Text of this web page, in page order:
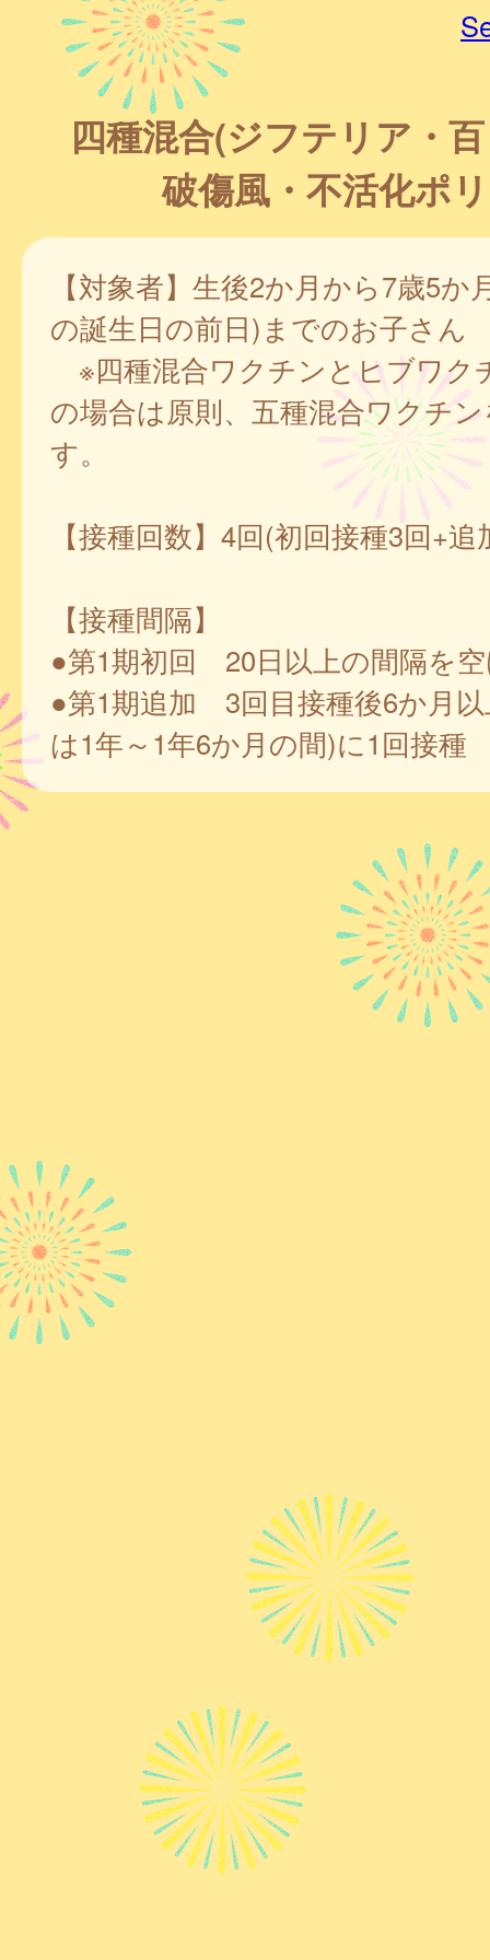
四種混合(ジフテリア・
破傷風・不活化ポ
【対象者】生後2か月から7歳5か
の誕生日の前日)までのお子さん
※四種混合ワクチンとヒブワク
の場合は原則、五種混合ワクチ
す。
【接種回数】4回(初回接種3回+
【接種間隔】
●第1期初回 20日以上の間隔を
●第1期追加 3回目接種後6か月
は1年～1年6か月の間)に1回接種